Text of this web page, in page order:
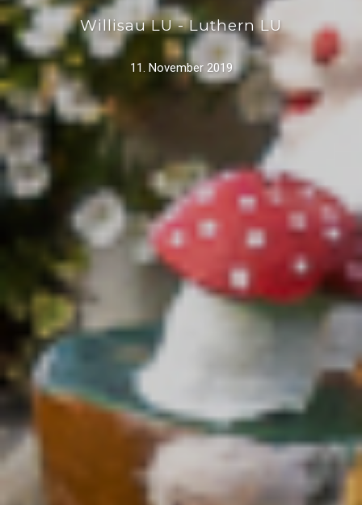
Willisau LU - Luthern LU
11. November 2019